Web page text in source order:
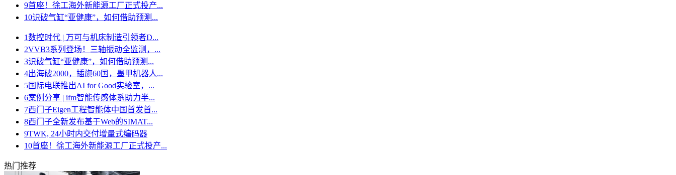
9首座！徐工海外新能源工厂正式投产...
10识破气缸“亚健康”，如何借助预测...
1数控时代 | 万可与机床制造引领者D...
2VVB3系列登场！三轴振动全监测，...
3识破气缸“亚健康”，如何借助预测...
4出海破2000，插旗60国，墨甲机器人...
5国际电联推出AI for Good实验室，...
6案例分享 | ifm智能传感体系助力半...
7西门子Eigen工程智能体中国首发首...
8西门子全新发布基于Web的SIMAT...
9TWK, 24小时内交付增量式编码器
10首座！徐工海外新能源工厂正式投产...
热门推荐